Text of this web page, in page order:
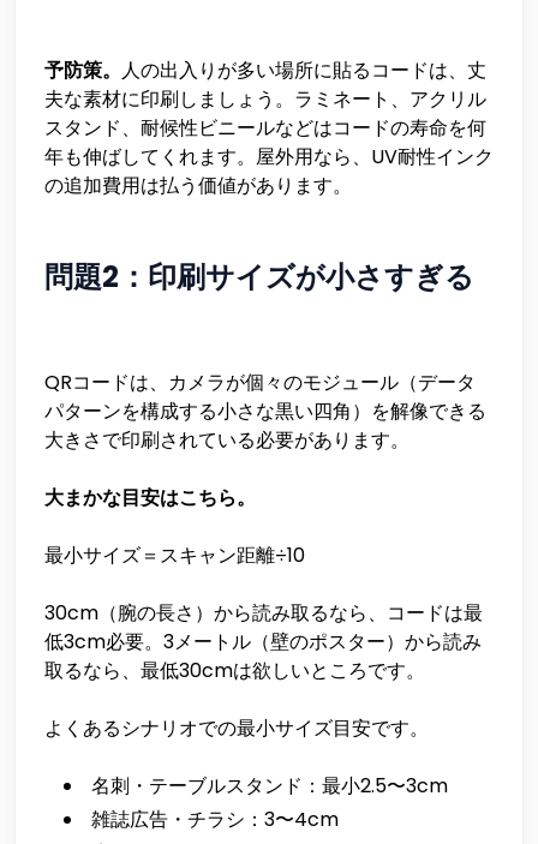
予防策。 人の出入りが多い場所に貼るコードは、丈
夫な素材に印刷しましょう。ラミネート、アクリル
スタンド、耐候性ビニールなどはコードの寿命を何
年も伸ばしてくれます。屋外用なら、UV耐性インク
の追加費用は払う価値があります。
問題2：印刷サイズが小さすぎる
QRコードは、カメラが個々のモジュール（データ
パターンを構成する小さな黒い四角）を解像できる
大きさで印刷されている必要があります。
大まかな目安はこちら。
最小サイズ＝スキャン距離÷10
30cm（腕の長さ）から読み取るなら、コードは最
低3cm必要。3メートル（壁のポスター）から読み
取るなら、最低30cmは欲しいところです。
よくあるシナリオでの最小サイズ目安です。
名刺・テーブルスタンド：最小2.5〜3cm
雑誌広告・チラシ：3〜4cm